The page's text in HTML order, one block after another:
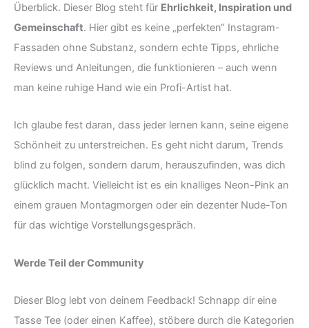
Überblick. Dieser Blog steht für Ehrlichkeit, Inspiration und
Gemeinschaft. Hier gibt es keine „perfekten“ Instagram-
Fassaden ohne Substanz, sondern echte Tipps, ehrliche
Reviews und Anleitungen, die funktionieren – auch wenn
man keine ruhige Hand wie ein Profi-Artist hat.
Ich glaube fest daran, dass jeder lernen kann, seine eigene
Schönheit zu unterstreichen. Es geht nicht darum, Trends
blind zu folgen, sondern darum, herauszufinden, was dich
glücklich macht. Vielleicht ist es ein knalliges Neon-Pink an
einem grauen Montagmorgen oder ein dezenter Nude-Ton
für das wichtige Vorstellungsgespräch.
Werde Teil der Community
Dieser Blog lebt von deinem Feedback! Schnapp dir eine
Tasse Tee (oder einen Kaffee), stöbere durch die Kategorien